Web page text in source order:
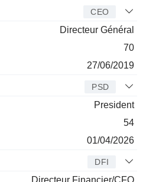
CEO
Directeur Général
70
27/06/2019
PSD
President
54
01/04/2026
DFI
Directeur Financier/CFO